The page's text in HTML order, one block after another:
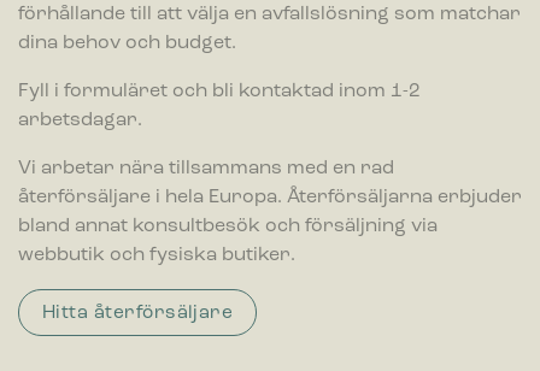
förhållande till att välja en avfallslösning som matchar
dina behov och budget.
Fyll i formuläret och bli kontaktad inom 1-2
arbetsdagar.
Vi arbetar nära tillsammans med en rad
återförsäljare i hela Europa. Återförsäljarna erbjuder
bland annat konsultbesök och försäljning via
webbutik och fysiska butiker.
Hitta återförsäljare